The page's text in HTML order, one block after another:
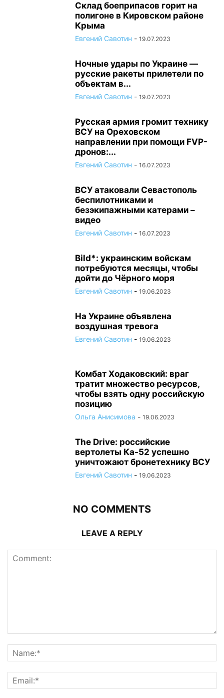
Склад боеприпасов горит на
полигоне в Кировском районе
Крыма
Евгений Савотин - 19.07.2023
Ночные удары по Украине —
русские ракеты прилетели по
объектам в...
Евгений Савотин - 19.07.2023
Русская армия громит технику
ВСУ на Ореховском
направлении при помощи FVP-
дронов:...
Евгений Савотин - 16.07.2023
ВСУ атаковали Севастополь
беспилотниками и
безэкипажными катерами –
видео
Евгений Савотин - 16.07.2023
Bild*: украинским войскам
потребуются месяцы, чтобы
дойти до Чёрного моря
Евгений Савотин - 19.06.2023
На Украине объявлена
воздушная тревога
Евгений Савотин - 19.06.2023
Комбат Ходаковский: враг
тратит множество ресурсов,
чтобы взять одну российскую
позицию
Ольга Анисимова - 19.06.2023
The Drive: российские
вертолеты Ка-52 успешно
уничтожают бронетехнику ВСУ
Евгений Савотин - 19.06.2023
NO COMMENTS
LEAVE A REPLY